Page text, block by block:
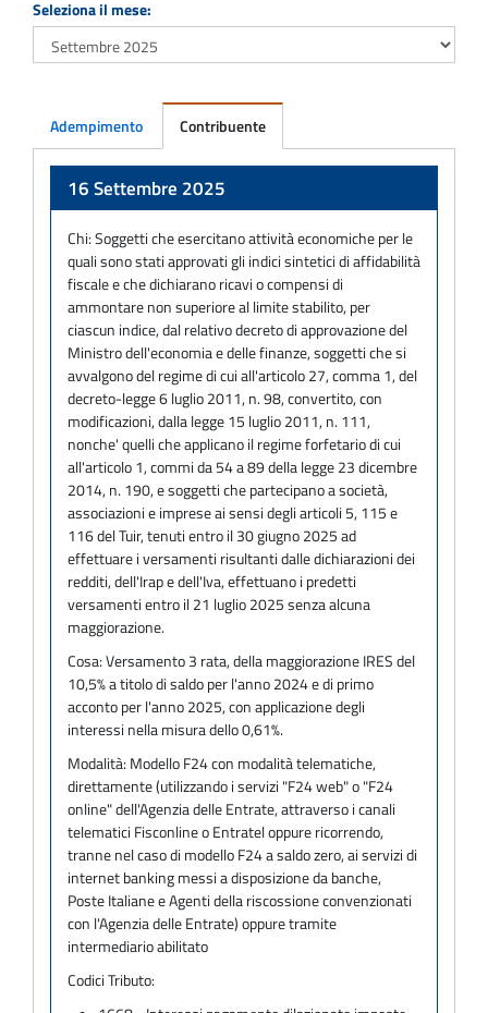
Seleziona il mese:
Adempimento Contribuente
16 Settembre 2025
Chi:Soggetti che esercitano attività economiche per le
quali sono stati approvati gli indici sintetici di affidabilità
fiscale e che dichiarano ricavi o compensi di
ammontare non superiore al limite stabilito, per
ciascun indice, dal relativo decreto di approvazione del
Ministro dell'economia e delle finanze, soggetti che si
avvalgono del regime di cui all'articolo 27, comma 1, del
decreto-legge 6 luglio 2011, n. 98, convertito, con
modificazioni, dalla legge 15 luglio 2011, n. 111,
nonche' quelli che applicano il regime forfetario di cui
all'articolo 1, commi da 54 a 89 della legge 23 dicembre
2014, n. 190, e soggetti che partecipano a società,
associazioni e imprese ai sensi degli articoli 5, 115 e
116 del Tuir, tenuti entro il 30 giugno 2025 ad
effettuare i versamenti risultanti dalle dichiarazioni dei
redditi, dell'Irap e dell'Iva, effettuano i predetti
versamenti entro il 21 luglio 2025 senza alcuna
maggiorazione.
Cosa:Versamento 3 rata, della maggiorazione IRES del
10,5% a titolo di saldo per l'anno 2024 e di primo
acconto per l'anno 2025, con applicazione degli
interessi nella misura dello 0,61%.
Modalità: Modello F24 con modalità telematiche,
direttamente (utilizzando i servizi "F24 web" o "F24
online" dell'Agenzia delle Entrate, attraverso i canali
telematici Fisconline o Entratel oppure ricorrendo,
tranne nel caso di modello F24 a saldo zero, ai servizi di
internet banking messi a disposizione da banche,
Poste Italiane e Agenti della riscossione convenzionati
con l'Agenzia delle Entrate) oppure tramite
intermediario abilitato
Codici Tributo: